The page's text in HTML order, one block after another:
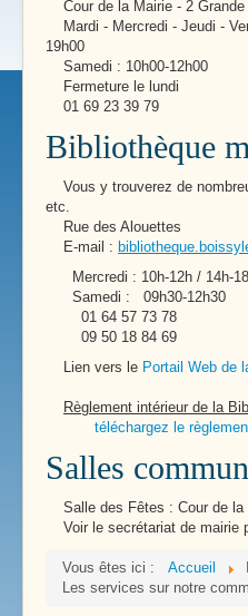
Cour de la Mairie - 2 Grande
Mardi - Mercredi - Jeudi -
19h00
Samedi : 10h00-12h00
Fermeture le lundi
01 69 23 39 79
Bibliothèque
Vous y trouverez de
etc.
Rue des Alouettes
E-mail :
Mercredi : 10h-12h / 14h-
Samedi : 09h30-12h30
01 64 57 73 78
09 50 18 84 69
Lien vers le Portail Web de
Règlement intérieur de la
téléchargez le
Salles
Salle des Fêtes : Cour de la
Voir le secrétariat de mairie
Vous êtes ici : Accueil
Les services sur notre